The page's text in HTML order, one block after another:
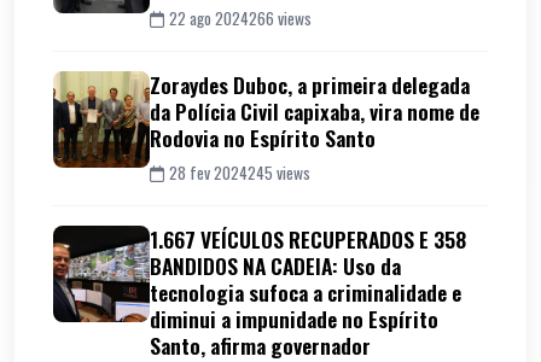
22 ago 2024266 views
Zoraydes Duboc, a primeira delegada
da Polícia Civil capixaba, vira nome de
Rodovia no Espírito Santo
28 fev 2024245 views
1.667 VEÍCULOS RECUPERADOS E 358
BANDIDOS NA CADEIA: Uso da
tecnologia sufoca a criminalidade e
diminui a impunidade no Espírito
Santo, afirma governador